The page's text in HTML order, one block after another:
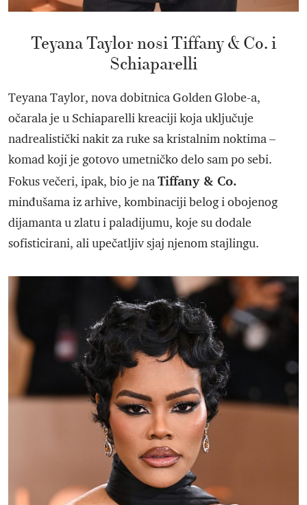
Teyana Taylor nosi Tiffany & Co. i
Schiaparelli
Teyana Taylor, nova dobitnica Golden Globe-a,
očarala je u Schiaparelli kreaciji koja uključuje
nadrealistički nakit za ruke sa kristalnim noktima –
komad koji je gotovo umetničko delo sam po sebi.
Fokus večeri, ipak, bio je naTiffany & Co.
minđušama iz arhive, kombinaciji belog i obojenog
dijamanta u zlatu i paladijumu, koje su dodale
sofisticirani, ali upečatljiv sjaj njenom stajlingu.